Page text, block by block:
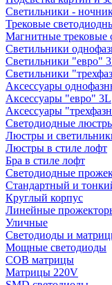
Светильники -
Трековые
Магнитные трековые
Светильники
Светильники "евро"
Светильники
Аксессуары
Аксессуары "евро" 3L
Аксессуары
Светодиодные
Люстры и
Люстры в стиле лофт
Бра в стиле лофт
Светодиодные
Стандартный и
Круглый корпус
Линейные
Уличные
Светодиоды и
Мощные светодиоды
COB матрицы
Матрицы 220V